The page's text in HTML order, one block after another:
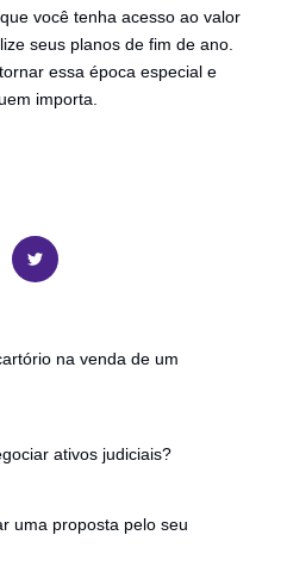
você tenha acesso ao valor
seus planos de fim de ano.
essa época especial e
importa.
na venda de um
ativos judiciais?
uma proposta pelo seu